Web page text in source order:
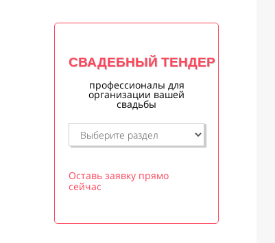
СВАДЕБНЫЙ ТЕНДЕР
профессионалы для
организации вашей
свадьбы
Оставь заявку прямо
сейчас